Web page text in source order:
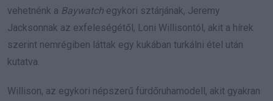
vehetnénk a Baywatch egykori sztárjának, Jeremy
Jacksonnak az exfeleségétől, Loni Willisontól, akit a hírek
szerint nemrégiben láttak egy kukában turkálni étel után
kutatva.
Willison, az egykori népszerű fürdőruhamodell, akit gyakran